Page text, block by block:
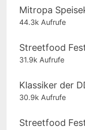
Mitropa
44.3k Aufrufe
Streetfood
31.9k Aufrufe
Klassiker der
30.9k Aufrufe
Streetfood